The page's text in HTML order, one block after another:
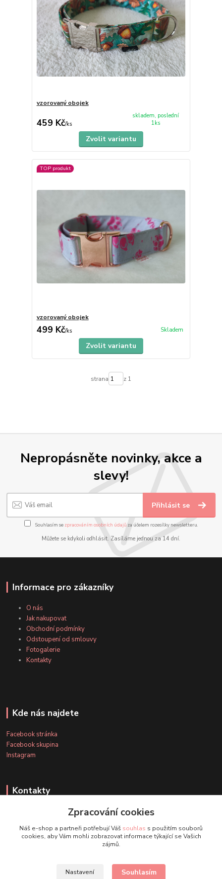
vzorovaný obojek
459 Kč/ks
skladem, poslední
1ks
Zvolit variantu
TOP produkt
vzorovaný obojek
499 Kč/ks Skladem
Zvolit variantu
strana z 1
Nepropásněte novinky, akce a
slevy!
Přihlásit se
Souhlasím se zpracováním osobních údajůza účelem rozesílky newsletteru.
Můžete se kdykoli odhlásit. Zasíláme jednou za 14 dní.
Informace pro zákazníky
O nás
Jak nakupovat
Obchodní podmínky
Odstoupení od smlouvy
Fotogalerie
Kontakty
Kde nás najdete
Facebook stránka
Facebook skupina
Instagram
Kontakty
+420 607 163 127
(Po-Pá, 8-20 hod., So-Ne, 8-14 hod.)
Zpracování cookies
Náš e-shop a partneři potřebují Váš souhlas s použitím souborů
cookies, aby Vám mohli zobrazovat informace týkající se Vašich
zájmů.
Nastavení Souhlasím